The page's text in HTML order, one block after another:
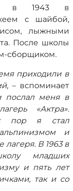
в 1943 в
с шайбой,
лыжными
После школы
сборщиком.
приходили в
– вспоминает
послал меня в
«Актра».
пор я стал
и
лагеря. В 1963 в
младших
и пять лет
так и со